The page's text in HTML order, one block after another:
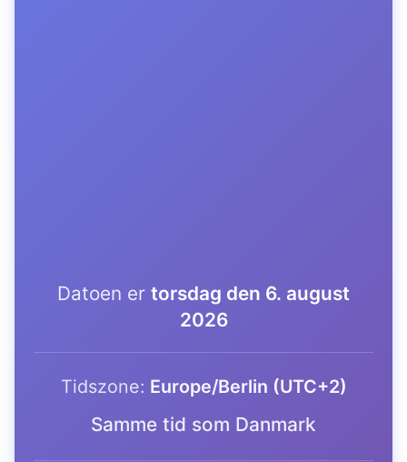
Datoen er torsdag den 6. august
2026
Tidszone: Europe/Berlin (UTC+2)
Samme tid som Danmark